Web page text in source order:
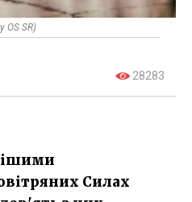
OS SR)
28283
Силах